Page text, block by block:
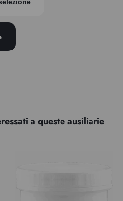
a queste ausiliarie